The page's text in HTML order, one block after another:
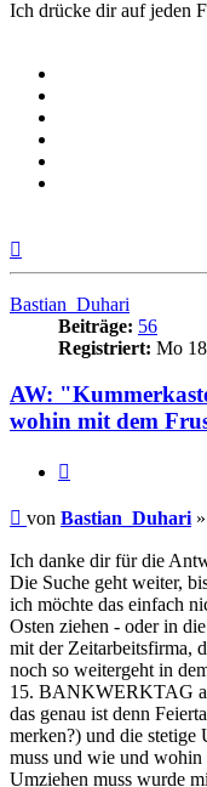
Ich drücke dir auf jeden
Bastian_Duhari
Beiträge: 56
Registriert: Mo
AW:
wohin mit dem
Beitrag
von Bastian_Duhari »
Ich danke dir für die
Die Suche geht weiter,
ich möchte das einfach
Osten ziehen - oder in
mit der Zeitarbeitsfirma,
noch so weitergeht in
15. BANKWERKTAG
das genau ist denn
merken?) und die
muss und wie und
Umziehen muss wurde